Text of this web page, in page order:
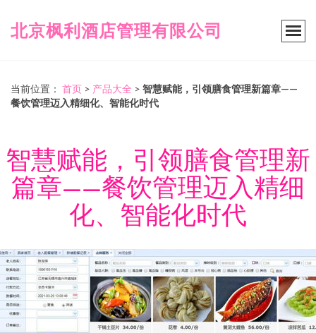
北京枫利酒店管理有限公司
当前位置： 首页 > 产品大全 > 智慧赋能，引领膳食管理新篇章——
餐饮管理迈入精细化、智能化时代
智慧赋能，引领膳食管理新
篇章——餐饮管理迈入精细
化、智能化时代